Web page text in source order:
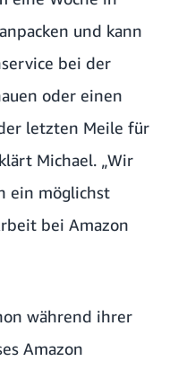
und kann
bei der
oder einen
letzten Meile für
Michael. „Wir
ein möglichst
bei Amazon
während ihrer
Amazon